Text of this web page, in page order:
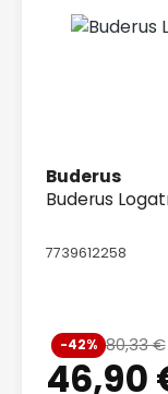
Buderus
Buderus
7739612258
46,90
80,33 €
-42%